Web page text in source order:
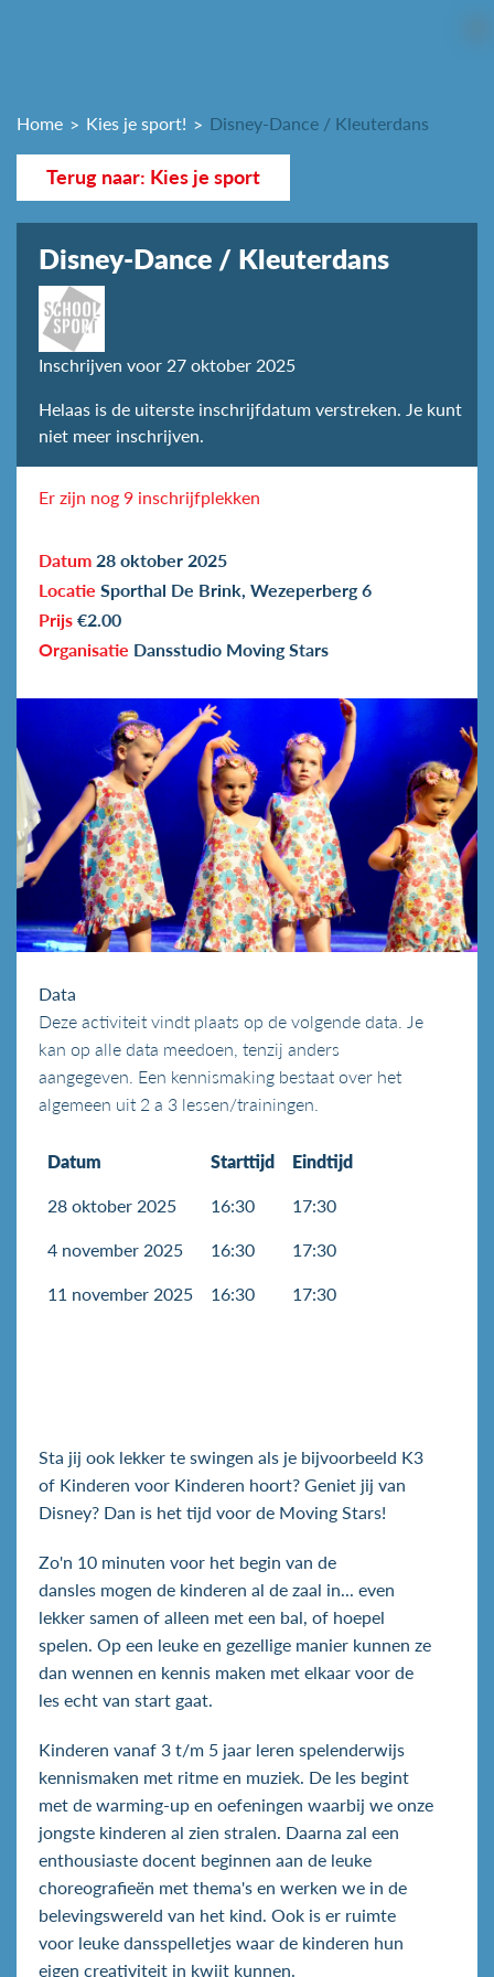
Home Kies je sport! Disney-Dance / Kleuterdans
Terug naar: Kies je sport
Disney-Dance / Kleuterdans
Inschrijven voor 27 oktober 2025
Helaas is de uiterste inschrijfdatum verstreken. Je kunt
niet meer inschrijven.
Er zijn nog 9 inschrijfplekken
Datum 28 oktober 2025
Locatie Sporthal De Brink, Wezeperberg 6
Prijs €2.00
Organisatie Dansstudio Moving Stars
Data
Deze activiteit vindt plaats op de volgende data. Je
kan op alle data meedoen, tenzij anders
aangegeven. Een kennismaking bestaat over het
algemeen uit 2 a 3 lessen/trainingen.
Datum Starttijd Eindtijd
28 oktober 2025 16:30 17:30
4 november 2025 16:30 17:30
11 november 2025 16:30 17:30
Sta jij ook lekker te swingen als je bijvoorbeeld K3
of Kinderen voor Kinderen hoort? Geniet jij van
Disney? Dan is het tijd voor de Moving Stars!
Zo'n 10 minuten voor het begin van de
dansles mogen de kinderen al de zaal in... even
lekker samen of alleen met een bal, of hoepel
spelen. Op een leuke en gezellige manier kunnen ze
dan wennen en kennis maken met elkaar voor de
les echt van start gaat.
Kinderen vanaf 3 t/m 5 jaar leren spelenderwijs
kennismaken met ritme en muziek. De les begint
met de warming-up en oefeningen waarbij we onze
jongste kinderen al zien stralen. Daarna zal een
enthousiaste docent beginnen aan de leuke
choreografieën met thema's en werken we in de
belevingswereld van het kind. Ook is er ruimte
voor leuke dansspelletjes waar de kinderen hun
eigen creativiteit in kwijt kunnen.